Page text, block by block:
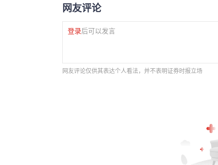
网友评论
登录后可以发言
网友评论仅供其表达个人看法，并不表明证券时报立场